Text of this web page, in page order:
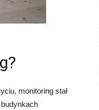
monitoring stał